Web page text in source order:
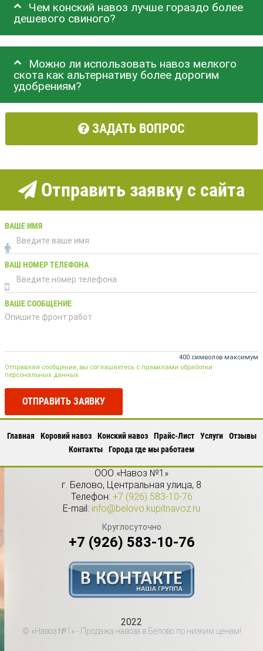
Чем конский навоз лучше гораздо более
дешевого свиного?
Можно ли использовать навоз мелкого
скота как альтернативу более дорогим
удобрениям?
ЗАДАТЬ ВОПРОС
Отправить заявку с сайта
ВАШЕ ИМЯ
ВАШ НОМЕР ТЕЛЕФОНА
ВАШЕ СООБЩЕНИЕ
400 символов максимум
Отправляя сообщение, вы соглашаетесь с правилами обработки
персональных данных
ОТПРАВИТЬ ЗАЯВКУ
Главная Коровий навоз Конский навоз Прайс-Лист Услуги
Отзывы
Контакты
Города где мы работаем
ООО «Навоз №1»
г. Белово, Центральная улица, 8
Телефон: +7 (926) 583-10-76
E-mail: info@belovo.kupitnavoz.ru
Круглосуточно
+7 (926) 583-10-76
2022
© «Навоз №1» - Продажа навоза в Белово по низким ценам!